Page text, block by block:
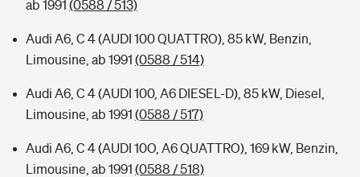
ab 1991 (0588 / 513)
Audi A6, C 4 (AUDI 100 QUATTRO), 85 kW, Benzin,
Limousine, ab 1991 (0588 / 514)
Audi A6, C 4 (AUDI 100, A6 DIESEL-D), 85 kW, Diesel,
Limousine, ab 1991 (0588 / 517)
Audi A6, C 4 (AUDI 10O, A6 QUATTRO), 169 kW, Benzin,
Limousine, ab 1991 (0588 / 518)